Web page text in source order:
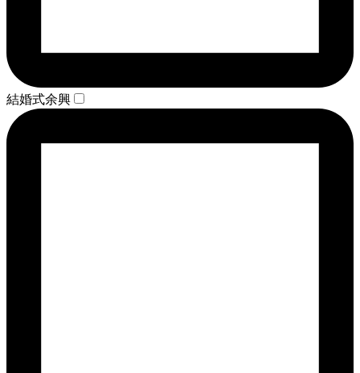
結婚式余興